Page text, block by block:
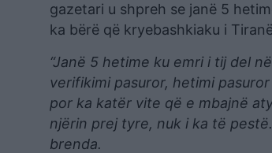
gazetari u shpreh se janë 5
ka bërë që kryebashkiaku i
“Janë 5 hetime ku emri i tij del
verifikimi pasuror, hetimi
por ka katër vite që e mbajnë
njërin prej tyre, nuk i ka të
brenda.